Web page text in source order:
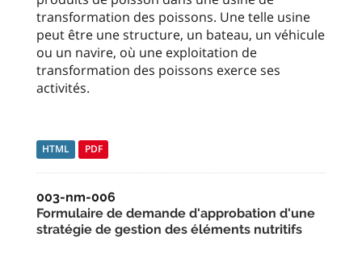
transformation des poissons. Une telle usine
peut être une structure, un bateau, un véhicule
ou un navire, où une exploitation de
transformation des poissons exerce ses
activités.
HTML PDF
003-nm-006
Formulaire de demande d'approbation d'une
stratégie de gestion des éléments nutritifs